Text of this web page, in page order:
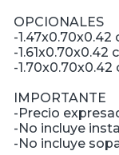
OPCIONALES
-1.47x0.70x0.42
-1.61x0.70x0.42
-1.70x0.70x0.42
IMPORTANTE
-Precio
-No incluye
-No incluye